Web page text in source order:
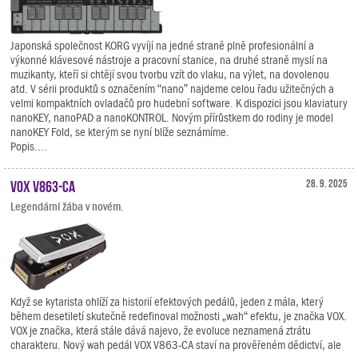
Japonská společnost KORG vyvíjí na jedné straně plně profesionální a
výkonné klávesové nástroje a pracovní stanice, na druhé straně myslí na
muzikanty, kteří si chtějí svou tvorbu vzít do vlaku, na výlet, na dovolenou
atd. V sérii produktů s označením “nano” najdeme celou řadu užitečných a
velmi kompaktních ovladačů pro hudební software. K dispozici jsou klaviatury
nanoKEY, nanoPAD a nanoKONTROL. Novým přírůstkem do rodiny je model
nanoKEY Fold, se kterým se nyní blíže seznámíme.
Popis....
28. 9. 2025
VOX V863-CA
Legendární žába v novém.
Když se kytarista ohlíží za historií efektových pedálů, jeden z mála, který
během desetiletí skutečně redefinoval možnosti „wah“ efektu, je značka VOX.
VOX je značka, která stále dává najevo, že evoluce neznamená ztrátu
charakteru. Nový wah pedál VOX V863-CA staví na prověřeném dědictví, ale